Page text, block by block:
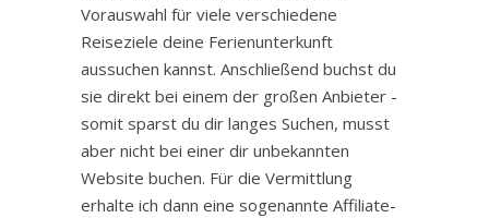
Vorauswahl für viele verschiedene
Reiseziele deine Ferienunterkunft
aussuchen kannst. Anschließend buchst du
sie direkt bei einem der großen Anbieter -
somit sparst du dir langes Suchen, musst
aber nicht bei einer dir unbekannten
Website buchen. Für die Vermittlung
erhalte ich dann eine sogenannte Affiliate-